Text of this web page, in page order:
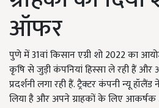
ऑफर
पुणे में 31वां किसान एग्री शो 2022 का
कृषि से जुड़ी कंपनियां हिस्सा ले रही हैं और
प्रदर्शनी लगा रही हैं. ट्रैक्टर कंपनी न्यू
लिया है और अपने ग्राहकों के लिए